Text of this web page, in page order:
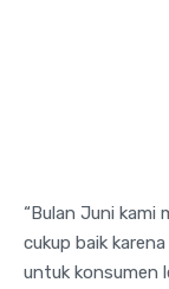
“Bulan Juni kami
cukup baik
untuk konsumen